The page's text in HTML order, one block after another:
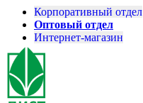
Корпоративный отдел
Оптовый отдел
Интернет-магазин